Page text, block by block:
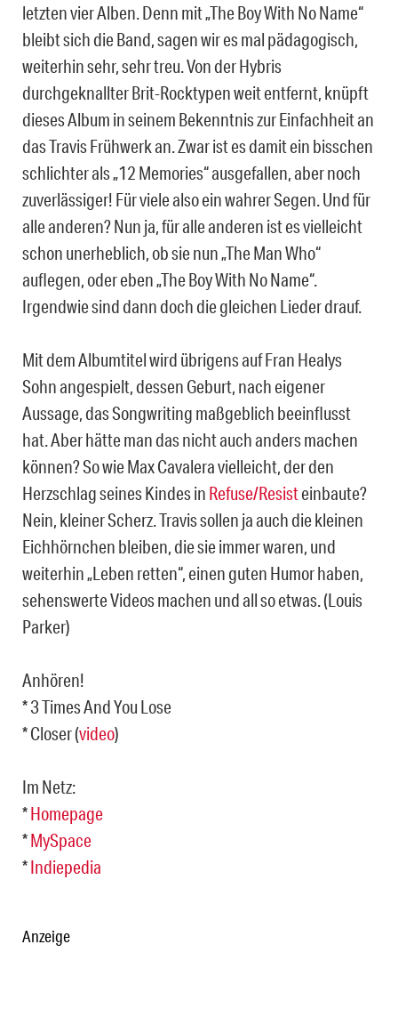
letzten vier Alben. Denn mit „The Boy With No Name“
bleibt sich die Band, sagen wir es mal pädagogisch,
weiterhin sehr, sehr treu. Von der Hybris
durchgeknallter Brit-Rocktypen weit entfernt, knüpft
dieses Album in seinem Bekenntnis zur Einfachheit an
das Travis Frühwerk an. Zwar ist es damit ein bisschen
schlichter als „12 Memories“ ausgefallen, aber noch
zuverlässiger! Für viele also ein wahrer Segen. Und für
alle anderen? Nun ja, für alle anderen ist es vielleicht
schon unerheblich, ob sie nun „The Man Who“
auflegen, oder eben „The Boy With No Name“.
Irgendwie sind dann doch die gleichen Lieder drauf.
Mit dem Albumtitel wird übrigens auf Fran Healys
Sohn angespielt, dessen Geburt, nach eigener
Aussage, das Songwriting maßgeblich beeinflusst
hat. Aber hätte man das nicht auch anders machen
können? So wie Max Cavalera vielleicht, der den
Herzschlag seines Kindes in Refuse/Resisteinbaute?
Nein, kleiner Scherz. Travis sollen ja auch die kleinen
Eichhörnchen bleiben, die sie immer waren, und
weiterhin „Leben retten“, einen guten Humor haben,
sehenswerte Videos machen und all so etwas. (Louis
Parker)
Anhören!
* 3 Times And You Lose
* Closer (video)
Im Netz:
*Homepage
*MySpace
*Indiepedia
Anzeige